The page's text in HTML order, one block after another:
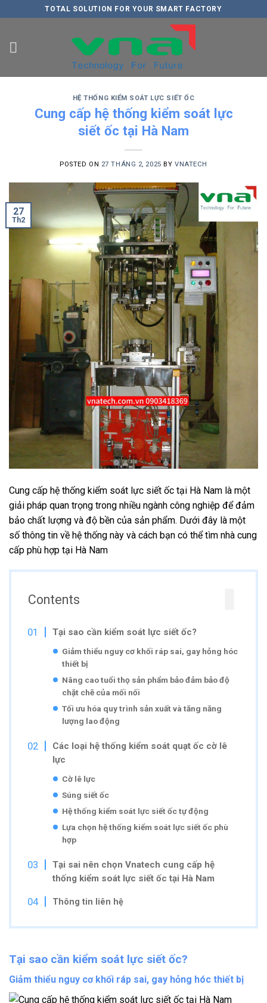
to
TOTAL SOLUTION FOR YOUR SMART FACTORY
HỆ THỐNG KIỂM SOÁT LỰC SIẾT ỐC
Cung cấp hệ thống kiểm soát lực
siết ốc tại Hà Nam
POSTED ON 27 THÁNG 2, 2025 BY VNATECH
27
Th2
Cung cấp hệ thống kiểm soát lực siết ốc tại Hà Nam là một
giải pháp quan trọng trong nhiều ngành công nghiệp để đảm
bảo chất lượng và độ bền của sản phẩm. Dưới đây là một
số thông tin về hệ thống này và cách bạn có thể tìm nhà cung
cấp phù hợp tại Hà Nam
Contents
Tại sao cần kiểm soát lực siết ốc?
Giảm thiểu nguy cơ khối ráp sai, gay hỏng hóc
thiết bị
Nâng cao tuổi thọ sản phẩm bảo đảm bảo độ
chặt chẽ của mối nối
Tối ưu hóa quy trình sản xuất và tăng năng
lượng lao động
Các loại hệ thống kiểm soát quạt ốc cờ lê
lực
Cờ lê lực
Súng siết ốc
Hệ thống kiểm soát lực siết ốc tự động
Lựa chọn hệ thống kiểm soát lực siết ốc phù
hợp
Tại sai nên chọn Vnatech cung cấp hệ
thống kiểm soát lực siết ốc tại Hà Nam
Thông tin liên hệ
Tại sao cần kiểm soát lực siết ốc?
Giảm thiểu nguy cơ khối ráp sai, gay hỏng hóc thiết bị